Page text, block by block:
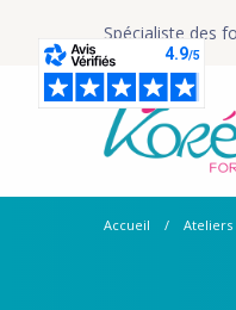
Spécialiste des
Accueil